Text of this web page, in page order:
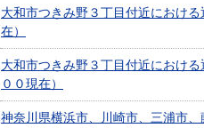
大和市つきみ野３丁目付近におけ
在）
大和市つきみ野３丁目付近におけ
００現在）
神奈川県横浜市、川崎市、三浦市